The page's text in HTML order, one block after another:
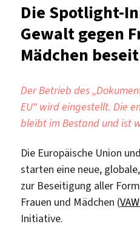
Die Spotlight-
Gewalt gegen
Mädchen
Der Betrieb des
EU“ wird eingestellt. Die
bleibt im Bestand und ist
Die Europäische Union
starten eine neue,
zur Beseitigung aller
Frauen und Mädchen (
Initiative.